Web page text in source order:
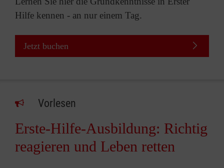
Hilfe kennen - an nur einem Tag.
Jetzt buchen
Vorlesen
Erste-Hilfe-Ausbildung: Richtig
reagieren und Leben retten